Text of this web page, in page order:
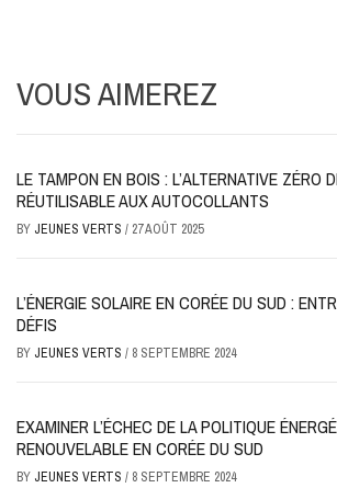
VOUS AIMEREZ
LE TAMPON EN BOIS : L’ALTERNATIVE ZÉRO
RÉUTILISABLE AUX AUTOCOLLANTS
BY JEUNES VERTS / 27 AOÛT 2025
L’ÉNERGIE SOLAIRE EN CORÉE DU SUD :
DÉFIS
BY JEUNES VERTS / 8 SEPTEMBRE 2024
EXAMINER L’ÉCHEC DE LA POLITIQUE
RENOUVELABLE EN CORÉE DU SUD
BY JEUNES VERTS / 8 SEPTEMBRE 2024